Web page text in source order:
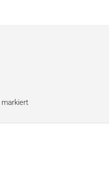
markiert